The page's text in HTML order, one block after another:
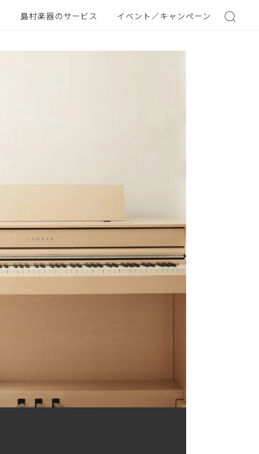
島村楽器のサービス イベント／キャンペーン